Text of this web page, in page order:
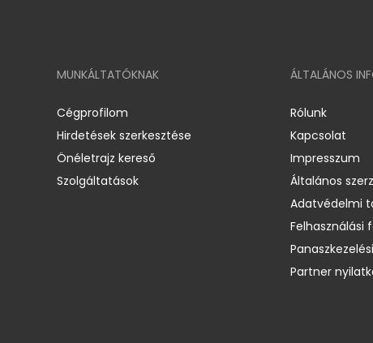
MUNKÁLTATÓKNAK
Cégprofilom
Hirdetések szerkesztése
Önéletrajz kereső
Szolgáltatások
ÁLTALÁNOS
Rólunk
Kapcsolat
Impresszum
Általános
Adatvédelmi
Felhasználási
Partner